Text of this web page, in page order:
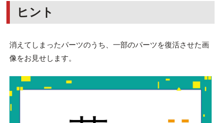
ヒント
消えてしまったパーツのうち、一部のパーツを復活させた画
像をお見せします。